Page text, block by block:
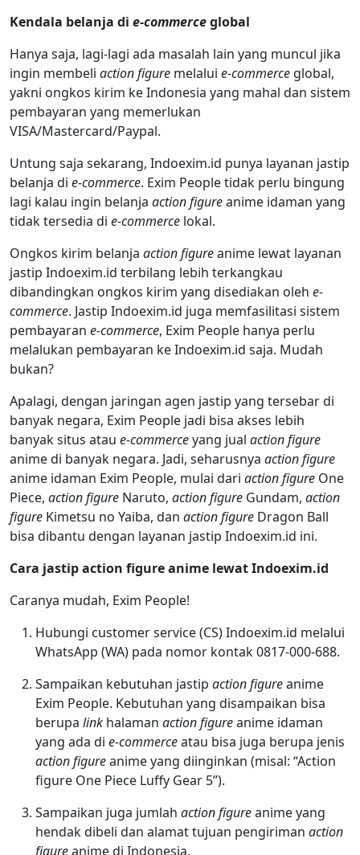
Kendala belanja di e-commerceglobal
Hanya saja, lagi-lagi ada masalah lain yang muncul jika
ingin membeli action figure melalui e-commerce global,
yakni ongkos kirim ke Indonesia yang mahal dan sistem
pembayaran yang memerlukan
VISA/Mastercard/Paypal.
Untung saja sekarang, Indoexim.id punya layanan jastip
belanja di e-commerce. Exim People tidak perlu bingung
lagi kalau ingin belanja action figureanime idaman yang
tidak tersedia di e-commerce lokal.
Ongkos kirim belanja action figureanime lewat layanan
jastip Indoexim.id terbilang lebih terkangkau
dibandingkan ongkos kirim yang disediakan oleh e-
commerce. Jastip Indoexim.id juga memfasilitasi sistem
pembayaran e-commerce, Exim People hanya perlu
melalukan pembayaran ke Indoexim.id saja. Mudah
bukan?
Apalagi, dengan jaringan agen jastip yang tersebar di
banyak negara, Exim People jadi bisa akses lebih
banyak situs atau e-commerceyang jual action figure
anime di banyak negara. Jadi, seharusnya action figure
anime idaman Exim People, mulai dari action figure One
Piece, action figure Naruto, action figure Gundam, action
figure Kimetsu no Yaiba, dan action figure Dragon Ball
bisa dibantu dengan layanan jastip Indoexim.id ini.
Cara jastip action figure anime lewat Indoexim.id
Caranya mudah, Exim People!
Hubungi customer service (CS) Indoexim.id melalui
WhatsApp (WA) pada nomor kontak 0817-000-688.
Sampaikan kebutuhan jastip action figureanime
Exim People. Kebutuhan yang disampaikan bisa
berupa link halaman action figureanime idaman
yang ada di e-commerceatau bisa juga berupa jenis
action figureanime yang diinginkan (misal: “Action
figure One Piece Luffy Gear 5”).
Sampaikan juga jumlah action figureanime yang
hendak dibeli dan alamat tujuan pengiriman action
figureanime di Indonesia.